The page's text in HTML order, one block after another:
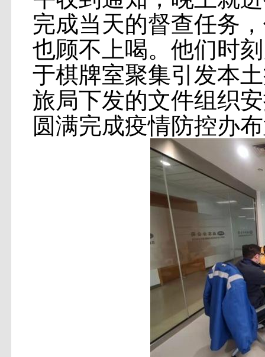
完成当天的督查任务
也顾不上喝。他们时
于棋牌室聚集引发本
旅局下发的文件组织
圆满完成疫情防控办